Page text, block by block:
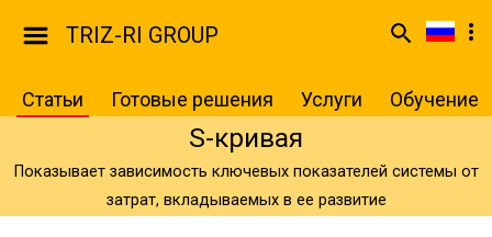
TRIZ-RI GROUP
Статьи Готовые решения Услуги Обучение
S-кривая
Показывает зависимость ключевых показателей системы от
затрат, вкладываемых в ее развитие